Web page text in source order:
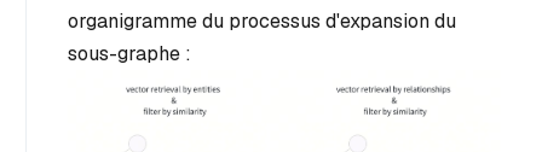
organigramme du processus d'expansion du
sous-graphe :